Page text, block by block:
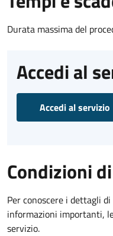
Durata massima del
Accedi al
Accedi al servizio
Condizioni
Per conoscere i dettagli
informazioni importanti,
servizio.